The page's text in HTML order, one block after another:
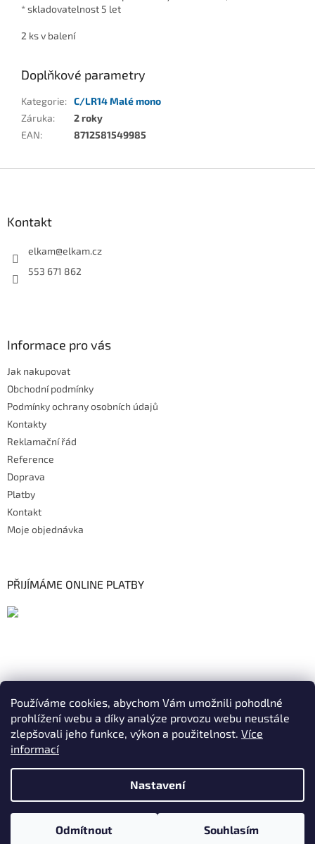
Používáme cookies, abychom Vám umožnili pohodlné
prohlížení webu a díky analýze provozu webu neustále
zlepšovali jeho funkce, výkon a použitelnost. Více
informací
Nastavení
Odmítnout Souhlasím
* skladovatelnost 5 let
2 ks v balení
Doplňkové parametry
Kategorie: C/LR14 Malé mono
Záruka:
2 roky
EAN: 8712581549985
Kontakt
elkam@elkam.cz
553 671 862
Informace pro vás
Jak nakupovat
Obchodní podmínky
Podmínky ochrany osobních údajů
Kontakty
Reklamační řád
Reference
Doprava
Platby
Kontakt
Moje objednávka
PŘIJÍMÁME ONLINE PLATBY
Vytvořil Shoptet|Realizoval Appgrade
Copyright 2026 . Všechna práva vyhrazena.